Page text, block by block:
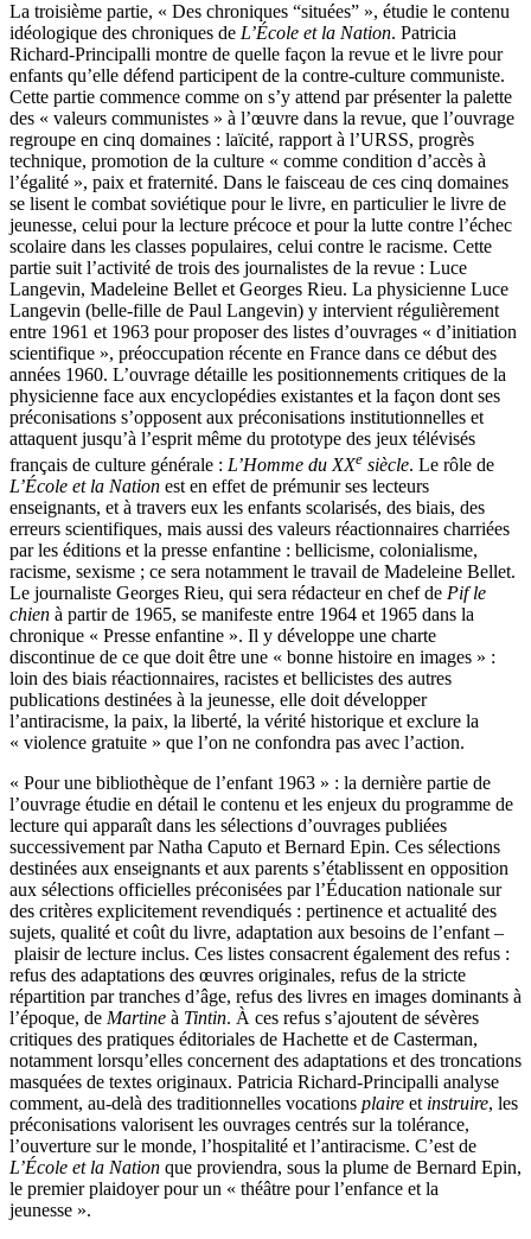
La troisième partie, « Des chroniques “situées” », étudie le contenu
idéologique des chroniques de L’École et la Nation. Patricia
Richard-Principalli montre de quelle façon la revue et le livre pour
enfants qu’elle défend participent de la contre-culture communiste.
Cette partie commence comme on s’y attend par présenter la palette
des « valeurs communistes » à l’œuvre dans la revue, que l’ouvrage
regroupe en cinq domaines : laïcité, rapport à l’URSS, progrès
technique, promotion de la culture « comme condition d’accès à
l’égalité », paix et fraternité. Dans le faisceau de ces cinq domaines
se lisent le combat soviétique pour le livre, en particulier le livre de
jeunesse, celui pour la lecture précoce et pour la lutte contre l’échec
scolaire dans les classes populaires, celui contre le racisme. Cette
partie suit l’activité de trois des journalistes de la revue : Luce
Langevin, Madeleine Bellet et Georges Rieu. La physicienne Luce
Langevin (belle-fille de Paul Langevin) y intervient régulièrement
entre 1961 et 1963 pour proposer des listes d’ouvrages « d’initiation
scientifique », préoccupation récente en France dans ce début des
années 1960. L’ouvrage détaille les positionnements critiques de la
physicienne face aux encyclopédies existantes et la façon dont ses
préconisations s’opposent aux préconisations institutionnelles et
attaquent jusqu’à l’esprit même du prototype des jeux télévisés
français de culture générale : L’Homme du XXe siècle. Le rôle de
L’École et la Nation est en effet de prémunir ses lecteurs
enseignants, et à travers eux les enfants scolarisés, des biais, des
erreurs scientifiques, mais aussi des valeurs réactionnaires charriées
par les éditions et la presse enfantine : bellicisme, colonialisme,
racisme, sexisme ; ce sera notamment le travail de Madeleine Bellet.
Le journaliste Georges Rieu, qui sera rédacteur en chef de Pif le
chien à partir de 1965, se manifeste entre 1964 et 1965 dans la
chronique « Presse enfantine ». Il y développe une charte
discontinue de ce que doit être une « bonne histoire en images » :
loin des biais réactionnaires, racistes et bellicistes des autres
publications destinées à la jeunesse, elle doit développer
l’antiracisme, la paix, la liberté, la vérité historique et exclure la
« violence gratuite » que l’on ne confondra pas avec l’action.
« Pour une bibliothèque de l’enfant 1963 » : la dernière partie de
l’ouvrage étudie en détail le contenu et les enjeux du programme de
lecture qui apparaît dans les sélections d’ouvrages publiées
successivement par Natha Caputo et Bernard Epin. Ces sélections
destinées aux enseignants et aux parents s’établissent en opposition
aux sélections officielles préconisées par l’Éducation nationale sur
des critères explicitement revendiqués : pertinence et actualité des
sujets, qualité et coût du livre, adaptation aux besoins de l’enfant –
plaisir de lecture inclus. Ces listes consacrent également des refus :
refus des adaptations des œuvres originales, refus de la stricte
répartition par tranches d’âge, refus des livres en images dominants à
l’époque, de Martine à Tintin. À ces refus s’ajoutent de sévères
critiques des pratiques éditoriales de Hachette et de Casterman,
notamment lorsqu’elles concernent des adaptations et des troncations
masquées de textes originaux. Patricia Richard-Principalli analyse
comment, au-delà des traditionnelles vocations plaire et instruire, les
préconisations valorisent les ouvrages centrés sur la tolérance,
l’ouverture sur le monde, l’hospitalité et l’antiracisme. C’est de
L’École et la Nation que proviendra, sous la plume de Bernard Epin,
le premier plaidoyer pour un « théâtre pour l’enfance et la
jeunesse ».